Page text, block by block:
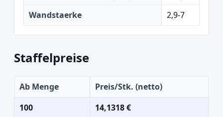
Wandstaerke
2,9-7
Staffelpreise
Ab Menge
Preis/Stk. (netto)
100
14,1318 €